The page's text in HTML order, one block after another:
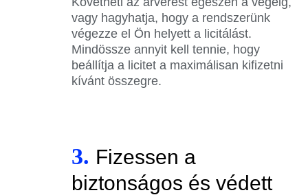
vagy hagyhatja, hogy a rendszerünk
végezze el Ön helyett a licitálást.
Mindössze annyit kell tennie, hogy
beállítja a licitet a maximálisan kifizetni
kívánt összegre.
3. Fizessen a
biztonságos és védett